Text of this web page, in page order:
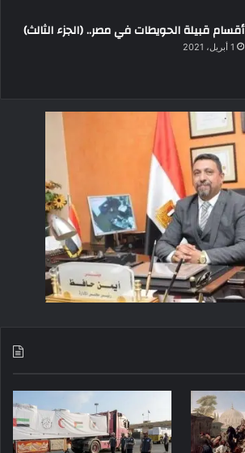
أقسام قبيلة الحويطات في مصر.. (الجزء الثالث)
1 أبريل، 2021